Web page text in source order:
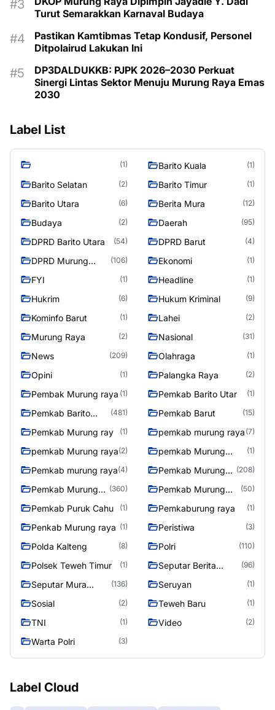
Turut Semarakkan Karnaval Budaya
Pastikan Kamtibmas Tetap Kondusif, Personel
Ditpolairud Lakukan Ini
DP3DALDUKKB: PJPK 2026–2030 Perkuat
Sinergi Lintas Sektor Menuju Murung Raya Emas
2030
Label List
(1) Barito Kuala (1)
Barito Selatan (2) Barito Timur (1)
Barito Utara (6) Berita Mura (12)
Budaya (2) Daerah (95)
DPRD Barito Utara (54) DPRD Barut (4)
DPRD Murung
(106) Ekonomi (1)
FYI (1) Headline (1)
Hukrim (6) Hukum Kriminal (9)
Kominfo Barut (1) Lahei (2)
Murung Raya (2) Nasional (31)
News (209) Olahraga (1)
Opini (1) Palangka Raya (2)
Pembak Murung raya (1) Pemkab Barito Utar (1)
Pemkab Barito
(481) Pemkab Barut (15)
Pemkab Murung ray (1) pemkab murung raya (7)
pemkab Murung raya(2)
pemkab Murung
(1)
Pemkab murung raya(4)
Pemkab Murung
(208)
Pemkab Murung
(360)
Pemkab Murung
(50)
Pemkab Puruk Cahu (1) Pemkaburung raya (1)
Penkab Murung raya (1) Peristiwa (3)
Polda Kalteng (8) Polri (110)
Polsek Teweh Timur (1)
Seputar Berita
(96)
Seputar Mura
(136) Seruyan (1)
Sosial (2) Teweh Baru (1)
TNI (1) Video (2)
Warta Polri (3)
Label Cloud